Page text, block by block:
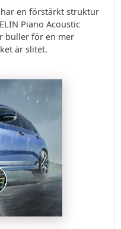
en förstärkt struktur
Piano Acoustic
buller för en mer
är slitet.